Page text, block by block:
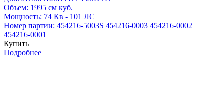
Объем: 1995 см куб.
Мощность: 74 Кв - 101 ЛС
Номер партии: 454216-5003S 454216-0003 454216-0002
454216-0001
Купить
Подробнее